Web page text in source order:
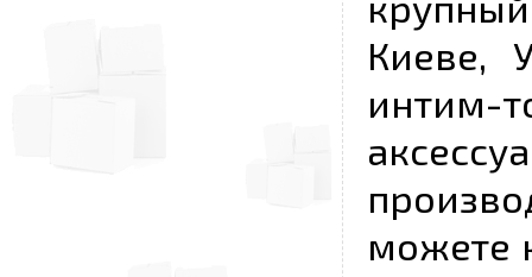
Киеве,
можете